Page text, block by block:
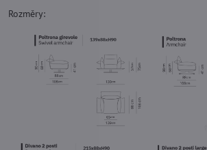
Rozměry: